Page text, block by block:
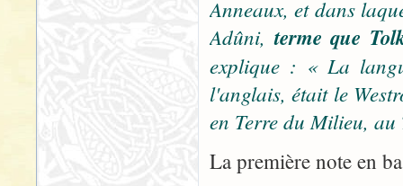
Anneaux, et dans
Adûni,terme que
explique : « La
l'anglais, était le
en Terre du Milieu,
La première note en